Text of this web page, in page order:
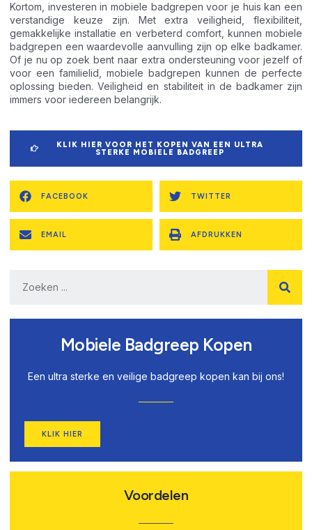
Kortom, investeren in mobiele badgrepen voor je huis kan een
verstandige keuze zijn. Met extra veiligheid, flexibiliteit,
gemakkelijke installatie en verbeterd comfort, kunnen mobiele
badgrepen een waardevolle aanvulling zijn op elke badkamer.
Of je nu op zoek bent naar extra ondersteuning voor jezelf of
voor een familielid, mobiele badgrepen kunnen de perfecte
oplossing bieden. Veiligheid en stabiliteit in de badkamer zijn
immers voor iedereen belangrijk.
KLIK HIER VOOR HET KOPEN VAN EEN ULTRA
STERKE MOBIELE BADGREEP
FACEBOOK TWITTER
EMAIL AFDRUKKEN
Mobiele Badgreep Kopen
Een ultra sterke en veilige badgreep kopen kan bij ons!
KLIK HIER
Voordelen